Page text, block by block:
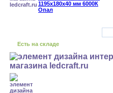
Есть на складе